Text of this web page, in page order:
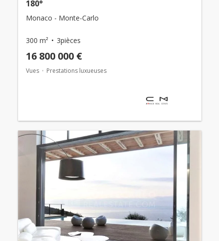
180°
Monaco - Monte-Carlo
300 m² 3pièces
16 800 000 €
Vues Prestations luxueuses